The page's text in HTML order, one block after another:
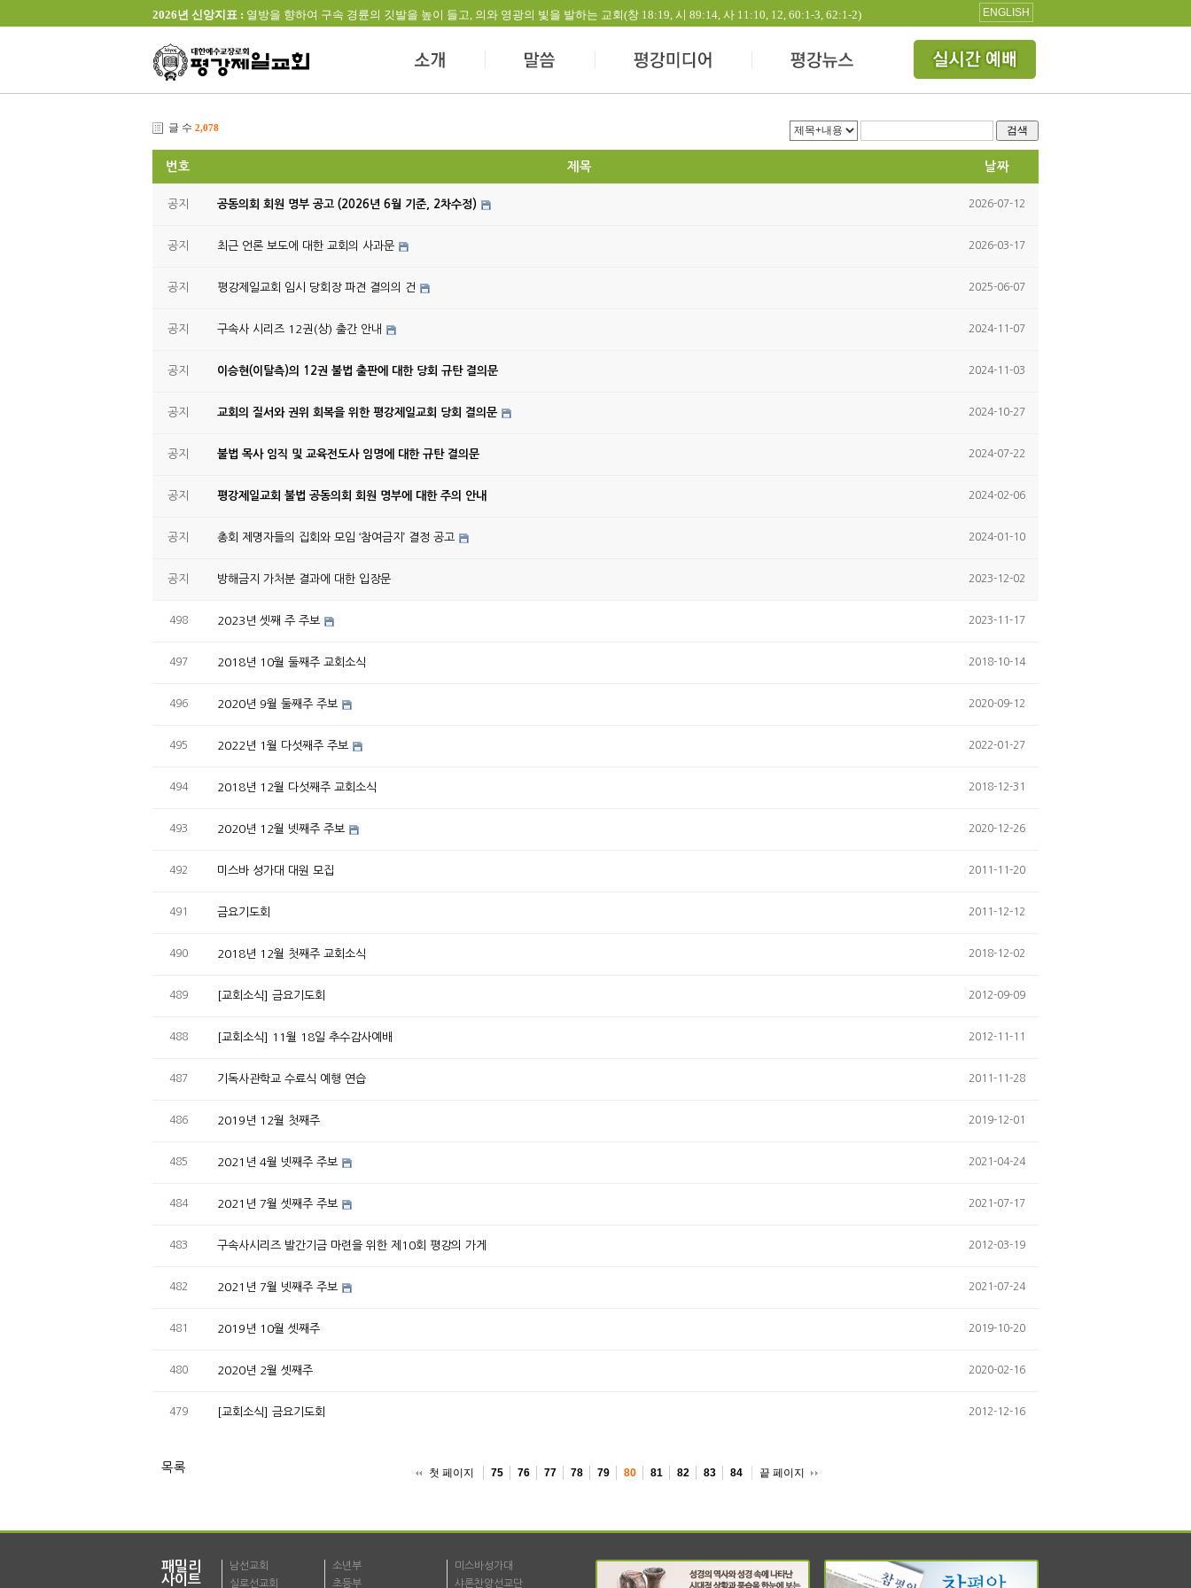
2026년 신앙지표 : 열방을 향하여 구속 경륜의 깃발을 높이 들고, 의와 영광의 빛을 발하는 교회(창 18:19, 시 89:14, 사 11:10, 12, 60:1-3, 62:1-2) ENGLISH
글 수 2,078 검색
번호 제목 날짜
공지 공동의회 회원 명부 공고 (2026년 6월 기준, 2차수정) 2026-07-12
공지 최근 언론 보도에 대한 교회의 사과문 2026-03-17
공지 평강제일교회 임시 당회장 파견 결의의 건 2025-06-07
공지 구속사 시리즈 12권(상) 출간 안내 2024-11-07
공지 이승현(이탈측)의 12권 불법 출판에 대한 당회 규탄 결의문 2024-11-03
공지 교회의 질서와 권위 회복을 위한 평강제일교회 당회 결의문 2024-10-27
공지 불법 목사 임직 및 교육전도사 임명에 대한 규탄 결의문 2024-07-22
공지 평강제일교회 불법 공동의회 회원 명부에 대한 주의 안내 2024-02-06
공지 총회 제명자들의 집회와 모임 ‘참여금지’ 결정 공고 2024-01-10
공지 방해금지 가처분 결과에 대한 입장문 2023-12-02
498 2023년 셋째 주 주보 2023-11-17
497 2018년 10월 둘째주 교회소식 2018-10-14
496 2020년 9월 둘째주 주보 2020-09-12
495 2022년 1월 다섯째주 주보 2022-01-27
494 2018년 12월 다섯째주 교회소식 2018-12-31
493 2020년 12월 넷째주 주보 2020-12-26
492 미스바 성가대 대원 모집 2011-11-20
491 금요기도회 2011-12-12
490 2018년 12월 첫째주 교회소식 2018-12-02
489 [교회소식] 금요기도회 2012-09-09
488 [교회소식] 11월 18일 추수감사예배 2012-11-11
487 기독사관학교 수료식 예행 연습 2011-11-28
486 2019년 12월 첫째주 2019-12-01
485 2021년 4월 넷째주 주보 2021-04-24
484 2021년 7월 셋째주 주보 2021-07-17
483 구속사시리즈 발간기금 마련을 위한 제10회 평강의 가게 2012-03-19
482 2021년 7월 넷째주 주보 2021-07-24
481 2019년 10월 셋째주 2019-10-20
480 2020년 2월 셋째주 2020-02-16
479 [교회소식] 금요기도회 2012-12-16
목록 첫 페이지 75 76 77 78 79 80 81 82 83 84 끝 페이지
패밀리
사이트
남선교회
실로선교회
소년부
초등부
미스바성가대
샤론찬양선교단